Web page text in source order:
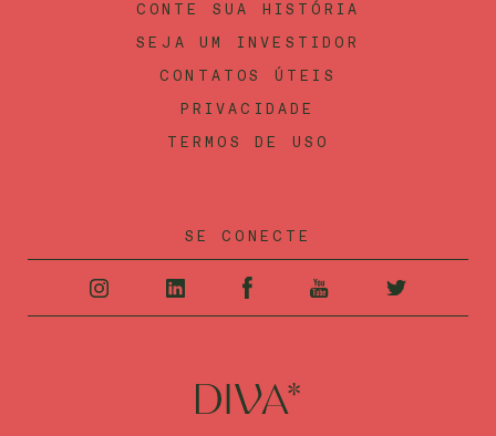
CONTE SUA HISTÓRIA
SEJA UM INVESTIDOR
CONTATOS ÚTEIS
PRIVACIDADE
TERMOS DE USO
SE CONECTE